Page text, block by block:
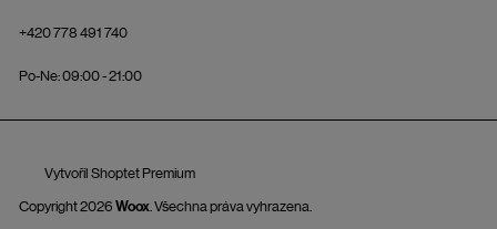
+420 778 491 740
Po-Ne: 09:00 - 21:00
Vytvořil Shoptet Premium
Copyright 2026 Woox. Všechna práva vyhrazena.